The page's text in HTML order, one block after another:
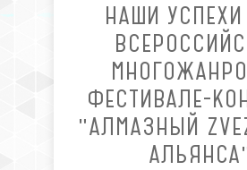
НАШИ УСПЕХИ
ФЕСТИВАЛЕ-
"АЛМАЗНЫЙ